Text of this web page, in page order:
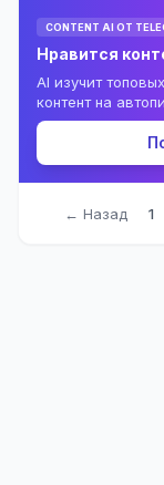
CONTENT AI ОТ
Нравится
AI изучит
контент на
← Назад 1